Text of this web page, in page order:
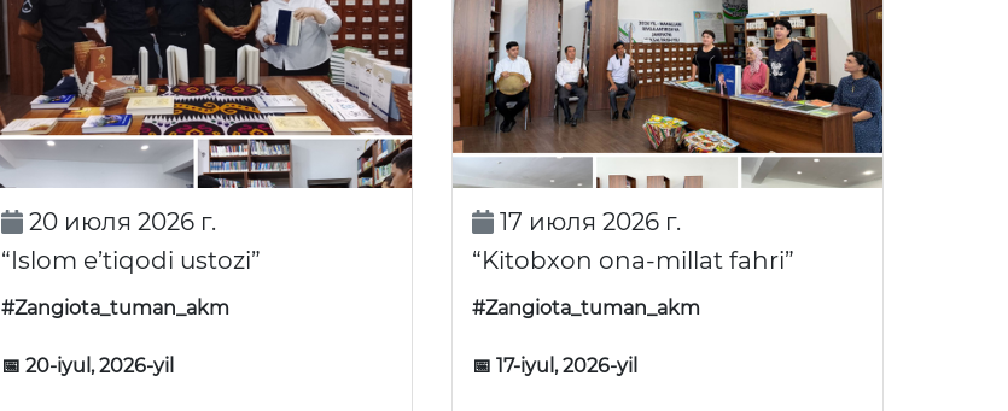
20 июля 2026 г.
“Islom e’tiqodi ustozi”
#Zangiota_tuman_akm
📅 20-iyul, 2026-yil
17 июля 2026 г.
“Kitobxon ona-millat fahri”
#Zangiota_tuman_akm
📅 17-iyul, 2026-yil